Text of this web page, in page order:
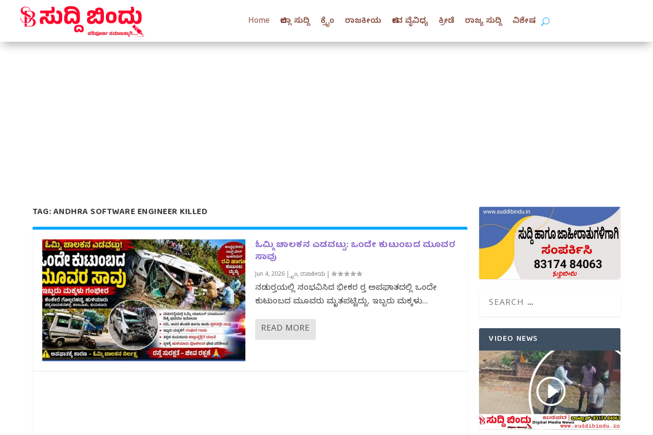
Home ಜಿಲ್ಲಾ ಸುದ್ದಿ ಕ್ರೈಂ ರಾಜಕೀಯ ಜೀವ ವೈವಿಧ್ಯ ಕ್ರೀಡೆ ರಾಜ್ಯ ಸುದ್ದಿ ವಿಶೇಷ
TAG:ANDHRA SOFTWARE ENGINEER KILLED
ಓಮ್ಮಿ ಚಾಲಕನ ಎಡವಟ್ಟು: ಒಂದೇ ಕುಟುಂಬದ ಮೂವರ
ಸಾವು
Jun 4, 2026|ಕ್ರೈಂ,ರಾಜಕೀಯ|
ನಡುರಸ್ತೆಯಲ್ಲಿ ಸಂಭವಿಸಿದ ಭೀಕರ ರಸ್ತೆ ಅಪಘಾತದಲ್ಲಿ ಒಂದೇ
ಕುಟುಂಬದ ಮೂವರು ಮೃತಪಟ್ಟಿದ್ದು, ಇಬ್ಬರು ಮಕ್ಕಳು...
READ MORE
VIDEO NEWS